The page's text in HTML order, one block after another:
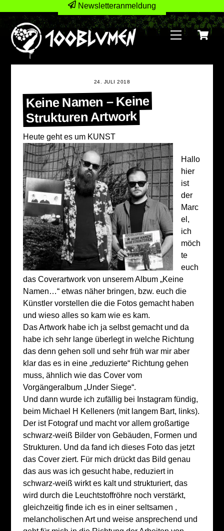
content
Newsletteranmeldung
Menu
24. JULI 2018
Keine Namen – Keine
Strukturen Artwork
Heute geht es um KUNST
Hallo
hier
ist
der
Marc
el,
ich
möch
te
euch
das Coverartwork von unserem Album „Keine
Namen…“ etwas näher bringen, bzw. euch die
Künstler vorstellen die die Fotos gemacht haben
und wieso alles so kam wie es kam.
Das Artwork habe ich ja selbst gemacht und da
habe ich sehr lange überlegt in welche Richtung
das denn gehen soll und sehr früh war mir aber
klar das es in eine „reduzierte“ Richtung gehen
muss, ähnlich wie das Cover vom
Vorgängeralbum „Under Siege“.
Und dann wurde ich zufällig bei Instagram fündig,
beim Michael H Kelleners (mit langem Bart, links).
Der ist Fotograf und macht vor allem großartige
schwarz-weiß Bilder von Gebäuden, Formen und
Strukturen. Und da fand ich dieses Foto das jetzt
das Cover ziert. Für mich drückt das Bild genau
das aus was ich gesucht habe, reduziert in
schwarz-weiß wirkt es kalt und strukturiert, das
wird durch die Leuchtstoffröhre noch verstärkt,
gleichzeitig finde ich es in einer seltsamen ,
melancholischen Art und weise ansprechend und